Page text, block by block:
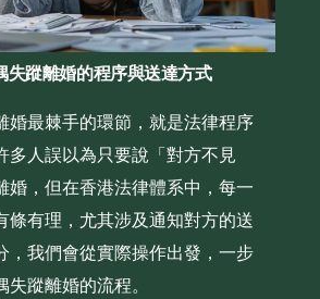
失蹤離婚的程序與送達方式
婚最棘手的環節，就是法律程序
多人誤以為只要說「對方不見
婚，但在香港法律體系中，每一
條有理，尤其涉及通知對方的送
，我們會從實際操作出發，一步
蹤離婚的流程。